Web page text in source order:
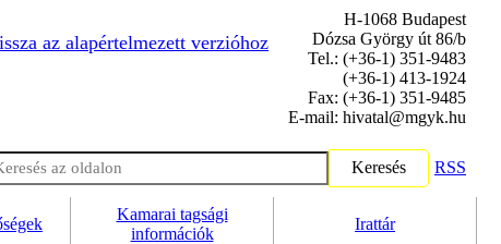
az alapértelmezett verzióhoz
H-1068 Budapest
Dózsa György út 86/b
Tel.: (+36-1) 351-9483
(+36-1) 413-1924
Fax: (+36-1) 351-9485
E-mail: hivatal@mgyk.hu
Keresés RSS
Kamarai tagsági
információk
Irattár